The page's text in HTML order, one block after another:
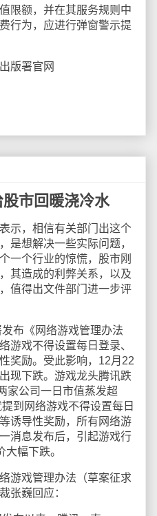
限额，并在其服务规则中
行为，应进行弹窗警示提
版署官网
市回暖浇冷水
示，相信有关部门出这个
是想解决一些实际问题，
一个行业的惊慌，股市刚
其造成的利弊关系，以及
值得出文件部门进一步评
布《网络游戏管理办法
游戏不得设置每日登录、
奖励。受此影响，12月22
现下跌。游戏龙头腾讯跌
家公司一日市值蒸发超
到网络游戏不得设置每日
诱导性奖励，所有网络游
消息发布后，引起游戏行
大幅下跌。
游戏管理办法（草案征求
张巍回应：